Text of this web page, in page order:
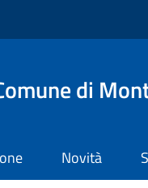
di
Novità